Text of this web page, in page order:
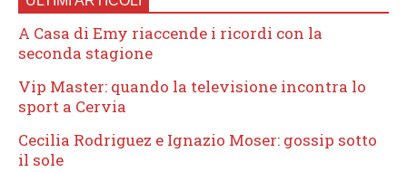
A Casa di Emy riaccende i ricordi con la
seconda stagione
Vip Master: quando la televisione incontra lo
sport a Cervia
Cecilia Rodriguez e Ignazio Moser: gossip sotto
il sole